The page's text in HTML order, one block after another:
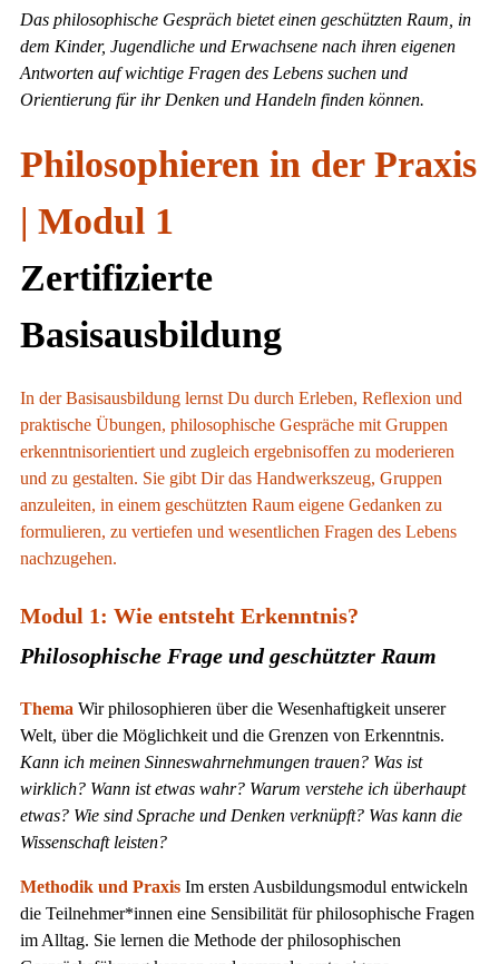
Das philosophische Gespräch bietet einen geschützten Raum, in
dem Kinder, Jugendliche und Erwachsene nach ihren eigenen
Antworten auf wichtige Fragen des Lebens suchen und
Orientierung für ihr Denken und Handeln finden können.
Philosophieren in der Praxis
| Modul 1
Zertifizierte
Basisausbildung
In der Basisausbildung lernst Du durch Erleben, Reflexion und
praktische Übungen, philosophische Gespräche mit Gruppen
erkenntnisorientiert und zugleich ergebnisoffen zu moderieren
und zu gestalten. Sie gibt Dir das Handwerkszeug, Gruppen
anzuleiten, in einem geschützten Raum eigene Gedanken zu
formulieren, zu vertiefen und wesentlichen Fragen des Lebens
nachzugehen.
Modul 1: Wie entsteht Erkenntnis?
Philosophische Frage und geschützter Raum
Thema Wir philosophieren über die Wesenhaftigkeit unserer
Welt, über die Möglichkeit und die Grenzen von Erkenntnis.
Kann ich meinen Sinneswahrnehmungen trauen? Was ist
wirklich? Wann ist etwas wahr? Warum verstehe ich überhaupt
etwas? Wie sind Sprache und Denken verknüpft? Was kann die
Wissenschaft leisten?
Methodik und Praxis Im ersten Ausbildungsmodul entwickeln
die Teilnehmer*innen eine Sensibilität für philosophische Fragen
im Alltag. Sie lernen die Methode der philosophischen